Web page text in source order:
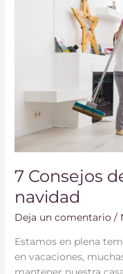
7 Consejos
navidad
Deja un comentario /
Estamos en plena
en vacaciones,
mantener nuestra